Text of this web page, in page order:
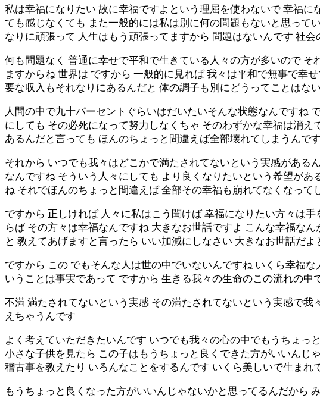
私は幸福になりたい 故に幸福ですよという理屈を使わないで 幸福
ても感じなくても また一般的には私は別に何の問題もないと思っ
なりに頑張って 人生はもう頑張ってますから 問題はないんです 社
何も問題なく 普通に幸せで平和で生きている人々の方が多いので
ますからね 世界は ですから 一般的に見れば 我々は平和で無事で幸
要な収入もそれなりにあるんだと 体の調子も別にどうってことはな
人間の中で九十パーセントぐらいはだいたいそんな状態なんですね
にしても その必死になって努力しなくちゃ そのわずかな幸福は消
あるんだと言っても ほんのちょっと間違えば全部壊れてしまうんで
それから いつでも我々はどこかで満たされてないという実感があ
なんですね そういう人々にしても より良くなりたいという希望が
ね それでほんのちょっと間違えば 全部その幸福も崩れてなくなっ
ですから 正しければ 人々に私はこう聞けば 幸福になりたい方々は
らば その方々は幸福なんですね 大きなお世話ですよ こんな幸福な
と 教えてあげますと言ったら いい加減にしなさい 大きなお世話だ
ですから この でもそんな人は世の中でいないんですね いくら幸福
いうことは事実であって ですから 生きる我々の生命のこの流れの
不満 満たされてないという実感 その満たされてないという実感で
えちゃうんです
よく考えていただきたいんです いつでも我々の心の中でもうちょ
小さな子供を見たら この子はもうちょっと良くできた方がいいんじ
稽古事を教えたり いろんなことをするんです いくら美しいで生まれ
もうちょっと良くなった方がいいんじゃないかと思ってるんだから